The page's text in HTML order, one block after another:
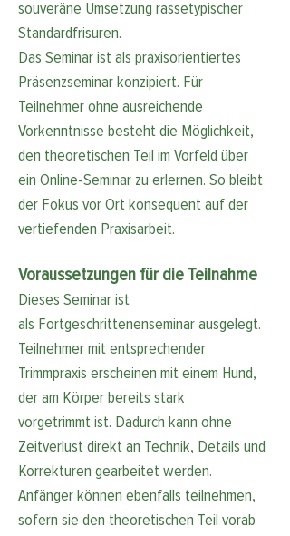
souveräne Umsetzung rassetypischer
Standardfrisuren.
Das Seminar ist als praxisorientiertes
Präsenzseminar konzipiert. Für
Teilnehmer ohne ausreichende
Vorkenntnisse besteht die Möglichkeit,
den theoretischen Teil im Vorfeld über
ein Online-Seminar zu erlernen. So bleibt
der Fokus vor Ort konsequent auf der
vertiefenden Praxisarbeit.
Voraussetzungen für die Teilnahme
Dieses Seminar ist
als Fortgeschrittenenseminar ausgelegt.
Teilnehmer mit entsprechender
Trimmpraxis erscheinen mit einem Hund,
der am Körper bereits stark
vorgetrimmt ist. Dadurch kann ohne
Zeitverlust direkt an Technik, Details und
Korrekturen gearbeitet werden.
Anfänger können ebenfalls teilnehmen,
sofern sie den theoretischen Teil vorab